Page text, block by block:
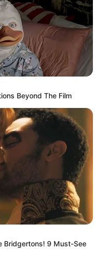
Beyond The Film
Bridgertons! 9 Must-See